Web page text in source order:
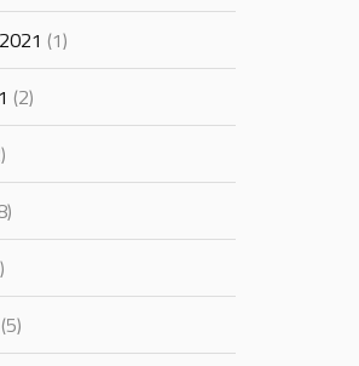
(1)
(2)
(5)